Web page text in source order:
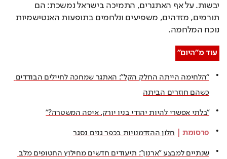
יבשות. על אף האתגרים, התמיכה בישראל נמשכת: הם
תורמים, מזדהים, משפיעים ונלחמים בתופעות האנטישמיות
נוכח המלחמה.
עוד מ"היום"
“הלחימה הייתה החלק הקל”: האתגר שמחכה לחיילים הבודדים
כשהם חוזרים הביתה
"בלתי אפשרי להיות יהודי בניו יורק. איפה המשטרה?"
פרסומת | חלון ההזדמנויות בכפר גנים נסגר
שנתיים למבצע "ארנון": תיעודים חדשים מחילוץ החטופים מלב